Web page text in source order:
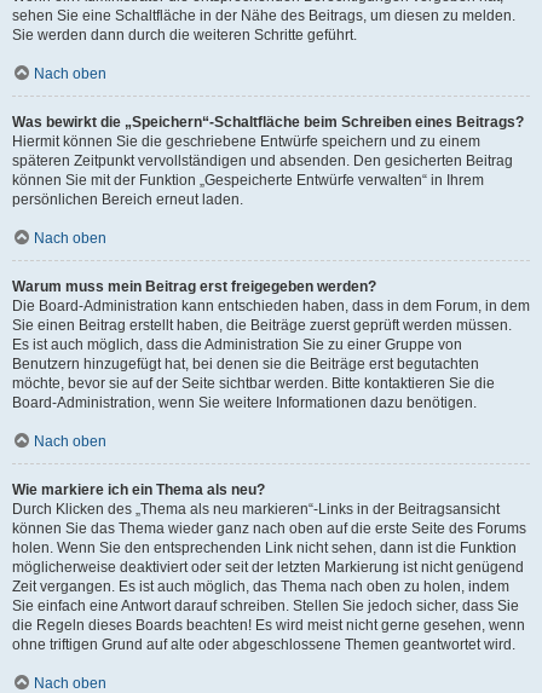
sehen Sie eine Schaltfläche in der Nähe des Beitrags, um diesen zu melden.
Sie werden dann durch die weiteren Schritte geführt.
Nach oben
Was bewirkt die „Speichern“-Schaltfläche beim Schreiben eines Beitrags?
Hiermit können Sie die geschriebene Entwürfe speichern und zu einem
späteren Zeitpunkt vervollständigen und absenden. Den gesicherten Beitrag
können Sie mit der Funktion „Gespeicherte Entwürfe verwalten“ in Ihrem
persönlichen Bereich erneut laden.
Nach oben
Warum muss mein Beitrag erst freigegeben werden?
Die Board-Administration kann entschieden haben, dass in dem Forum, in dem
Sie einen Beitrag erstellt haben, die Beiträge zuerst geprüft werden müssen.
Es ist auch möglich, dass die Administration Sie zu einer Gruppe von
Benutzern hinzugefügt hat, bei denen sie die Beiträge erst begutachten
möchte, bevor sie auf der Seite sichtbar werden. Bitte kontaktieren Sie die
Board-Administration, wenn Sie weitere Informationen dazu benötigen.
Nach oben
Wie markiere ich ein Thema als neu?
Durch Klicken des „Thema als neu markieren“-Links in der Beitragsansicht
können Sie das Thema wieder ganz nach oben auf die erste Seite des Forums
holen. Wenn Sie den entsprechenden Link nicht sehen, dann ist die Funktion
möglicherweise deaktiviert oder seit der letzten Markierung ist nicht genügend
Zeit vergangen. Es ist auch möglich, das Thema nach oben zu holen, indem
Sie einfach eine Antwort darauf schreiben. Stellen Sie jedoch sicher, dass Sie
die Regeln dieses Boards beachten! Es wird meist nicht gerne gesehen, wenn
ohne triftigen Grund auf alte oder abgeschlossene Themen geantwortet wird.
Nach oben